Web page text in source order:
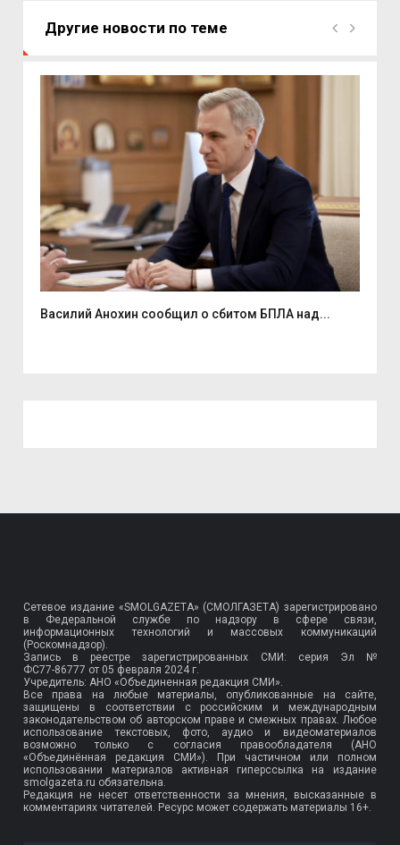
Другие новости по теме
Василий Анохин сообщил о сбитом БПЛА над...
Сетевое издание «SMOLGAZETA» (СМОЛГАЗЕТА) зарегистрировано
в Федеральной службе по надзору в сфере связи,
информационных технологий и массовых коммуникаций
(Роскомнадзор).
Запись в реестре зарегистрированных СМИ: серия Эл №
ФС77-86777 от 05 февраля 2024 г.
Учредитель: АНО «Объединенная редакция СМИ».
Все права на любые материалы, опубликованные на сайте,
защищены в соответствии с российским и международным
законодательством об авторском праве и смежных правах. Любое
использование текстовых, фото, аудио и видеоматериалов
возможно только с согласия правообладателя (АНО
«Объединённая редакция СМИ»). При частичном или полном
использовании материалов активная гиперссылка на издание
smolgazeta.ru обязательна.
Редакция не несет ответственности за мнения, высказанные в
комментариях читателей. Ресурс может содержать материалы 16+.